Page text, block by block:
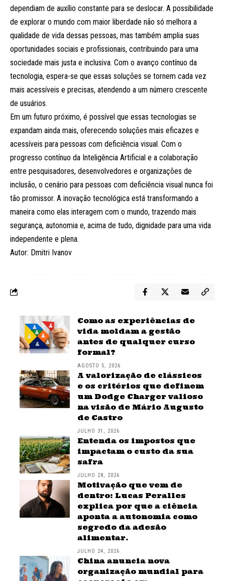
dependiam de auxílio constante para se deslocar. A possibilidade
de explorar o mundo com maior liberdade não só melhora a
qualidade de vida dessas pessoas, mas também amplia suas
oportunidades sociais e profissionais, contribuindo para uma
sociedade mais justa e inclusiva. Com o avanço contínuo da
tecnologia, espera-se que essas soluções se tornem cada vez
mais acessíveis e precisas, atendendo a um número crescente
de usuários.
Em um futuro próximo, é possível que essas tecnologias se
expandam ainda mais, oferecendo soluções mais eficazes e
acessíveis para pessoas com deficiência visual. Com o
progresso contínuo da Inteligência Artificial e a colaboração
entre pesquisadores, desenvolvedores e organizações de
inclusão, o cenário para pessoas com deficiência visual nunca foi
tão promissor. A inovação tecnológica está transformando a
maneira como elas interagem com o mundo, trazendo mais
segurança, autonomia e, acima de tudo, dignidade para uma vida
independente e plena.
Autor: Dmitri Ivanov
Como as experiências de
vida moldam a gestão
antes de qualquer curso
formal?
AGOSTO 5, 2026
A valorização de clássicos
e os critérios que definem
um Dodge Charger valioso
na visão de Mário Augusto
de Castro
JULHO 31, 2026
Entenda os impostos que
impactam o custo da sua
safra
JULHO 28, 2026
Motivação que vem de
dentro: Lucas Peralles
explica por que a ciência
aponta a autonomia como
segredo da adesão
alimentar.
JULHO 24, 2026
China anuncia nova
organização mundial para